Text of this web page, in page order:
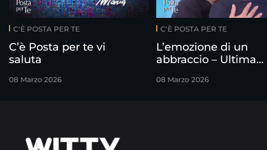
C'È POSTA PER TE
C’è Posta per te vi
saluta
08 Marzo 2026
C'È POSTA PER TE
L’emozione di un
abbraccio – Ultima
08 Marzo 2026